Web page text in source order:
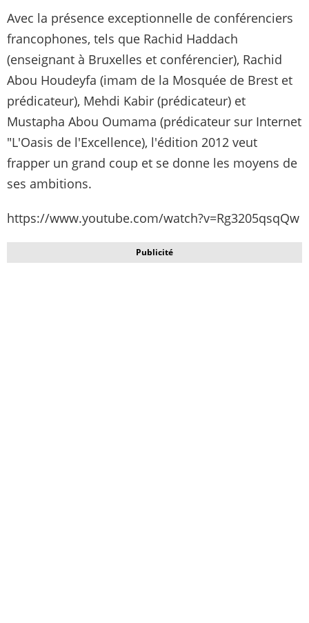
Avec la présence exceptionnelle de conférenciers
francophones, tels que Rachid Haddach
(enseignant à Bruxelles et conférencier), Rachid
Abou Houdeyfa (imam de la Mosquée de Brest et
prédicateur), Mehdi Kabir (prédicateur) et
Mustapha Abou Oumama (prédicateur sur Internet
"L'Oasis de l'Excellence), l'édition 2012 veut
frapper un grand coup et se donne les moyens de
ses ambitions.
https://www.youtube.com/watch?v=Rg3205qsqQw
Publicité